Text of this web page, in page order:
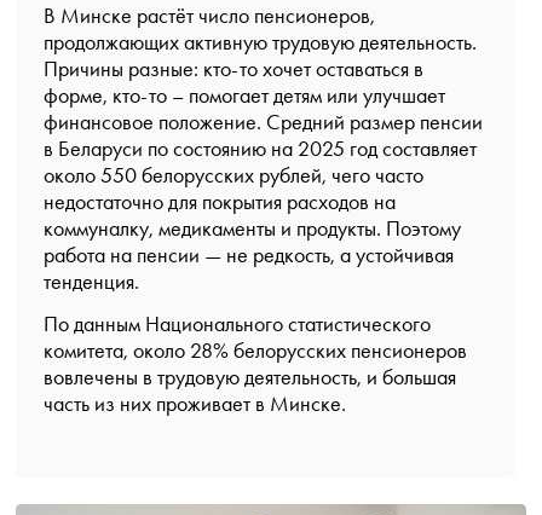
В Минске растёт число пенсионеров,
продолжающих активную трудовую деятельность.
Причины разные: кто-то хочет оставаться в
форме, кто-то – помогает детям или улучшает
финансовое положение. Средний размер пенсии
в Беларуси по состоянию на 2025 год составляет
около550 белорусских рублей, чего часто
недостаточно для покрытия расходов на
коммуналку, медикаменты и продукты. Поэтому
работа на пенсии — не редкость, а устойчивая
тенденция.
По данным Национального статистического
комитета, около 28% белорусских пенсионеров
вовлечены в трудовую деятельность, и большая
часть из них проживает в Минске.